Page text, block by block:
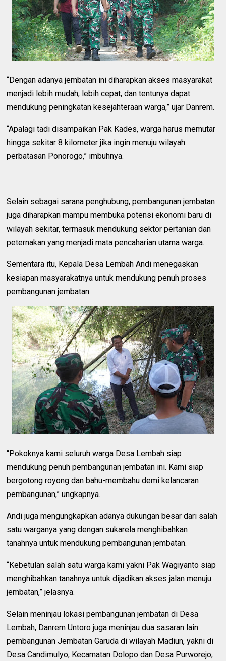
“Dengan adanya jembatan ini diharapkan akses masyarakat
menjadi lebih mudah, lebih cepat, dan tentunya dapat
mendukung peningkatan kesejahteraan warga,” ujar Danrem.
“Apalagi tadi disampaikan Pak Kades, warga harus memutar
hingga sekitar 8 kilometer jika ingin menuju wilayah
perbatasan Ponorogo,” imbuhnya.
Selain sebagai sarana penghubung, pembangunan jembatan
juga diharapkan mampu membuka potensi ekonomi baru di
wilayah sekitar, termasuk mendukung sektor pertanian dan
peternakan yang menjadi mata pencaharian utama warga.
Sementara itu, Kepala Desa Lembah Andi menegaskan
kesiapan masyarakatnya untuk mendukung penuh proses
pembangunan jembatan.
“Pokoknya kami seluruh warga Desa Lembah siap
mendukung penuh pembangunan jembatan ini. Kami siap
bergotong royong dan bahu-membahu demi kelancaran
pembangunan,” ungkapnya.
Andi juga mengungkapkan adanya dukungan besar dari salah
satu warganya yang dengan sukarela menghibahkan
tanahnya untuk mendukung pembangunan jembatan.
“Kebetulan salah satu warga kami yakni Pak Wagiyanto siap
menghibahkan tanahnya untuk dijadikan akses jalan menuju
jembatan,” jelasnya.
Selain meninjau lokasi pembangunan jembatan di Desa
Lembah, Danrem Untoro juga meninjau dua sasaran lain
pembangunan Jembatan Garuda di wilayah Madiun, yakni di
Desa Candimulyo, Kecamatan Dolopo dan Desa Purworejo,